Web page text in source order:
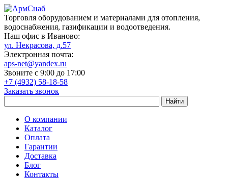
Торговля оборудованием и материалами для отопления,
водоснабжения, газификации и водоотведения.
Наш офис в Иваново:
ул. Некрасова, д.57
Электронная почта:
aps-net@yandex.ru
Звоните с 9:00 до 17:00
+7 (4932) 58-18-58
Заказать звонок
О компании
Каталог
Оплата
Гарантии
Доставка
Блог
Контакты